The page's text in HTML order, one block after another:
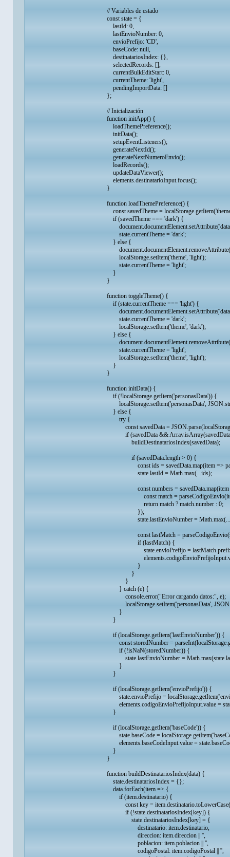
// Variables de estado
const state = {
lastId: 0,
lastEnvioNumber: 0,
envioPrefijo: 'CD',
baseCode: null,
destinatariosIndex: {},
selectedRecords: [],
currentBulkEditStart: 0,
currentTheme: 'light',
pendingImportData: []
};
// Inicialización
function initApp() {
loadThemePreference();
initData();
setupEventListeners();
generateNextId();
generateNextNumeroEnvio();
loadRecords();
updateDataViewer();
elements.destinatarioInput.focus();
}
function loadThemePreference() {
const savedTheme =
if (savedTheme === 'dark') {
document.documentElement.setAttribute('data-
state.currentTheme = 'dark';
} else {
localStorage.setItem('theme', 'light');
state.currentTheme = 'light';
}
}
function toggleTheme() {
if (state.currentTheme === 'light') {
document.documentElement.setAttribute('data-
state.currentTheme = 'dark';
localStorage.setItem('theme', 'dark');
} else {
state.currentTheme = 'light';
localStorage.setItem('theme', 'light');
}
}
function initData() {
if (!localStorage.getItem('personasData')) {
localStorage.setItem('personasData',
} else {
try {
const savedData =
if (savedData &&
buildDestinatariosIndex(savedData);
if (savedData.length > 0) {
const ids = savedData.map(item =>
state.lastId = Math.max(...ids);
const numbers = savedData.map(item
const match =
return match ? match.number : 0;
});
state.lastEnvioNumber =
const lastMatch =
if (lastMatch) {
state.envioPrefijo =
elements.codigoEnvioPrefijoInput.value
}
}
}
} catch (e) {
console.error("Error cargando datos:", e);
localStorage.setItem('personasData',
}
}
if (localStorage.getItem('lastEnvioNumber')) {
const storedNumber =
if (!isNaN(storedNumber)) {
state.lastEnvioNumber =
}
}
if (localStorage.getItem('envioPrefijo')) {
state.envioPrefijo =
elements.codigoEnvioPrefijoInput.value =
}
if (localStorage.getItem('baseCode')) {
state.baseCode =
elements.baseCodeInput.value =
}
}
function buildDestinatariosIndex(data) {
state.destinatariosIndex = {};
data.forEach(item => {
if (item.destinatario) {
const key =
if (!state.destinatariosIndex[key]) {
state.destinatariosIndex[key] = {
destinatario: item.destinatario,
direccion: item.direccion || '',
poblacion: item.poblacion || '',
codigoPostal: item.codigoPostal || '',